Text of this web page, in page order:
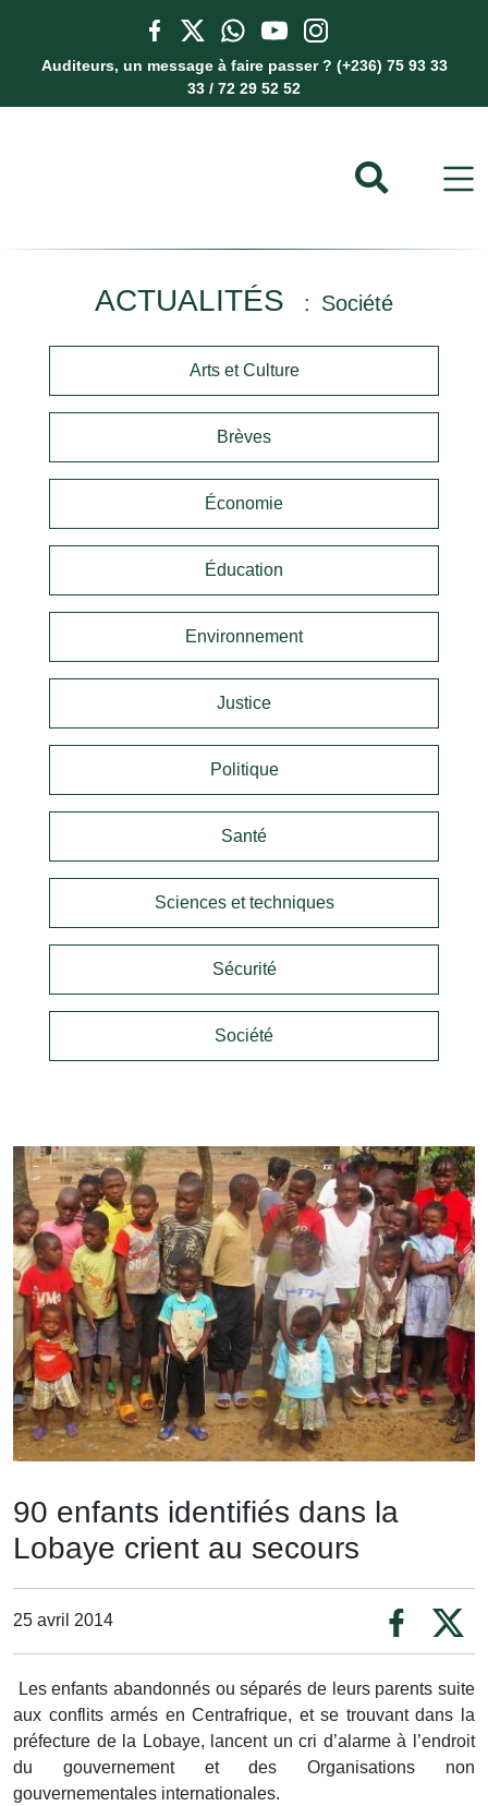
Auditeurs, un message à faire passer ? (+236) 75 93 33
33 / 72 29 52 52
ACTUALITÉS Société
Arts et Culture
Brèves
Économie
Éducation
Environnement
Justice
Politique
Santé
Sciences et techniques
Sécurité
Société
90 enfants identifiés dans la
Lobaye crient au secours
25 avril 2014
Les enfants abandonnés ou séparés de leurs parents suite
aux conflits armés en Centrafrique, et se trouvant dans la
préfecture de la Lobaye, lancent un cri d’alarme à l’endroit
du gouvernement et des Organisations non
gouvernementales internationales.